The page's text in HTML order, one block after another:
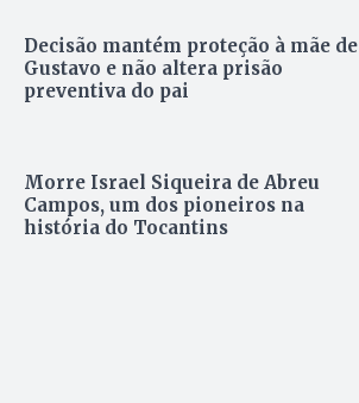
Decisão mantém proteção à mãe de
Gustavo e não altera prisão
preventiva do pai
Morre Israel Siqueira de Abreu
Campos, um dos pioneiros na
história do Tocantins